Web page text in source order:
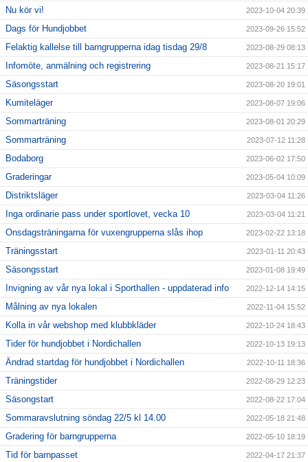
Nu kör vi! 2023-10-04 20:39
Dags för Hundjobbet 2023-09-26 15:52
Felaktig kallelse till barngrupperna idag tisdag 29/8 2023-08-29 08:13
Infomöte, anmälning och registrering 2023-08-21 15:17
Säsongsstart 2023-08-20 19:01
Kumiteläger 2023-08-07 19:06
Sommarträning 2023-08-01 20:29
Sommarträning 2023-07-12 11:28
Bodaborg 2023-06-02 17:50
Graderingar 2023-05-04 10:09
Distriktsläger 2023-03-04 11:26
Inga ordinarie pass under sportlovet, vecka 10 2023-03-04 11:21
Onsdagsträningarna för vuxengrupperna slås ihop 2023-02-22 13:18
Träningsstart 2023-01-11 20:43
Säsongsstart 2023-01-08 19:49
Invigning av vår nya lokal i Sporthallen - uppdaterad info 2022-12-14 14:15
Målning av nya lokalen 2022-11-04 15:52
Kolla in vår webshop med klubbkläder 2022-10-24 18:43
Tider för hundjobbet i Nordichallen 2022-10-13 19:13
Ändrad startdag för hundjobbet i Nordichallen 2022-10-11 18:36
Träningstider 2022-08-29 12:23
Säsongstart 2022-08-22 17:04
Sommaravslutning söndag 22/5 kl 14.00 2022-05-18 21:48
Gradering för barngrupperna 2022-05-10 18:19
Tid för barnpasset 2022-04-17 21:37